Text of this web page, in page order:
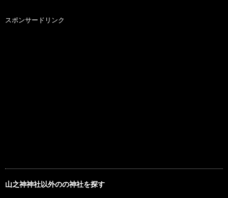
スポンサードリンク
山之神神社以外のの神社を探す